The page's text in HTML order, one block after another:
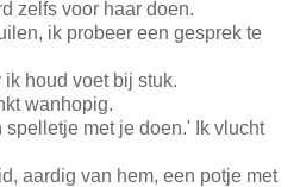
zelfs voor haar doen.
ik probeer een gesprek te
houd voet bij stuk.
wanhopig.
met je doen.' Ik vlucht
aardig van hem, een potje met